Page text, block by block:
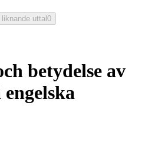
liknande uttal0
betydelse av